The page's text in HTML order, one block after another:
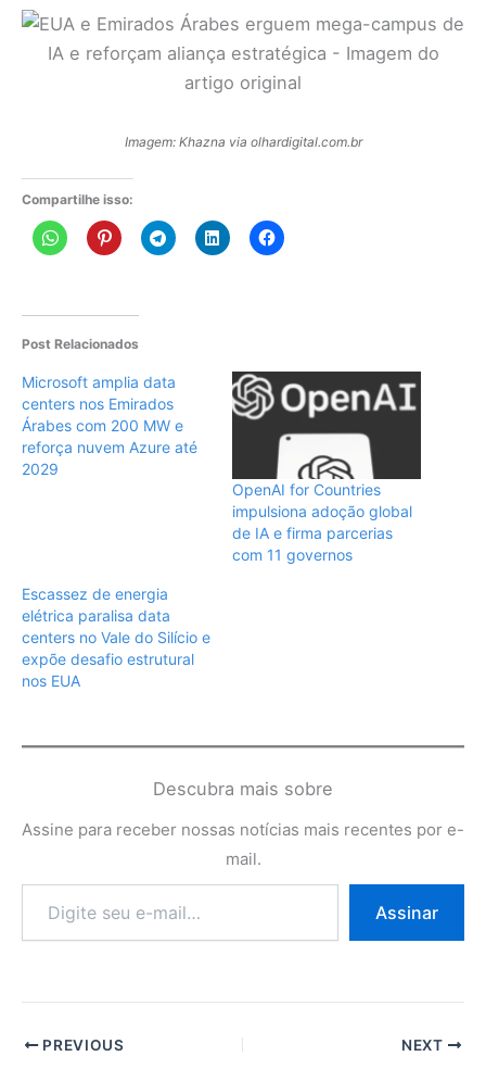
Imagem: Khazna via olhardigital.com.br
Compartilhe isso:
Post Relacionados
Microsoft amplia data
centers nos Emirados
Árabes com 200 MW e
reforça nuvem Azure até
2029
OpenAI for Countries
impulsiona adoção global
de IA e firma parcerias
com 11 governos
Escassez de energia
elétrica paralisa data
centers no Vale do Silício e
expõe desafio estrutural
nos EUA
Descubra mais sobre
Assine para receber nossas notícias mais recentes por e-
mail.
e-
Assinar
PREVIOUS NEXT